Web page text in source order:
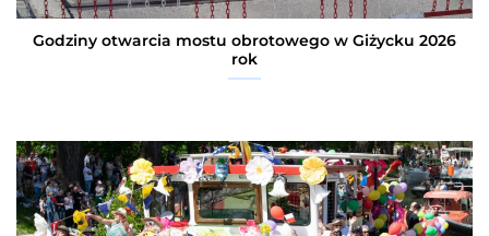
Godziny otwarcia mostu obrotowego w Giżycku 2026
rok